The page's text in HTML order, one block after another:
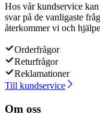
Hos vår kundservice
svar på de vanligaste
återkommer vi och
Orderfrågor
Returfrågor
Reklamationer
Till kundservice
Om oss